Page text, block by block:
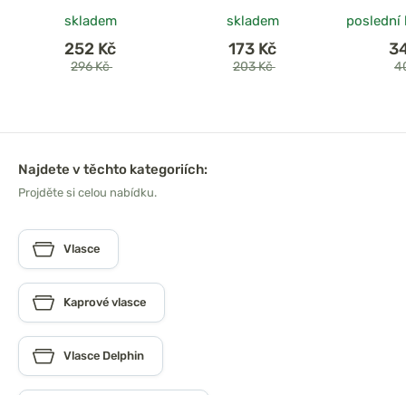
skladem
252 Kč
296 Kč
skladem
173 Kč
203 Kč
poslední
Najdete v těchto kategoriích:
Projděte si celou nabídku.
Vlasce
Kaprové vlasce
Vlasce Delphin